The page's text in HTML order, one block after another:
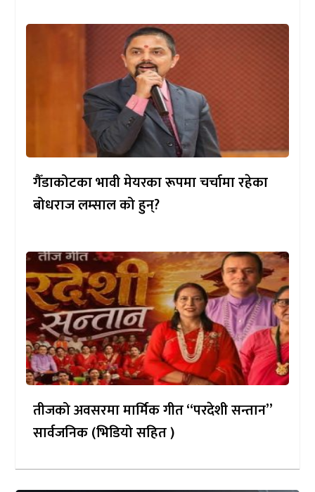
गैँडाकोटका भावी मेयरका रूपमा चर्चामा रहेका
बोधराज लम्साल को हुन्?
तीजको अवसरमा मार्मिक गीत “परदेशी सन्तान”
सार्वजनिक (भिडियो सहित )